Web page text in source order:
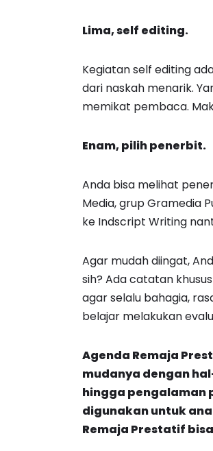
Lima, self editing.
Kegiatan self editing
dari naskah menarik.
memikat pembaca.
Enam, pilih penerbit.
Anda bisa melihat
Media, grup Gramedia
ke Indscript Writing
Agar mudah diingat,
sih? Ada catatan
agar selalu bahagia,
belajar melakukan
Agenda Remaja
mudanya dengan
hingga pengalaman
digunakan untuk
Remaja Prestatif bisa